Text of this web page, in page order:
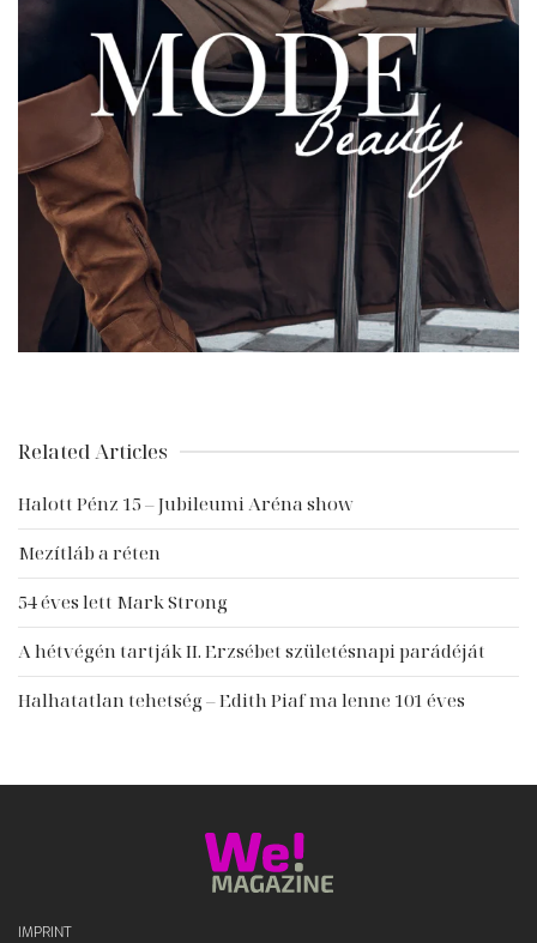
Related Articles
Halott Pénz 15 – Jubileumi Aréna show
Mezítláb a réten
54 éves lett Mark Strong
A hétvégén tartják II. Erzsébet születésnapi parádéját
Halhatatlan tehetség – Edith Piaf ma lenne 101 éves
IMPRINT